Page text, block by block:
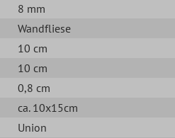
8 mm
Wandfliese
10 cm
10 cm
0,8 cm
ca. 10x15cm
Union